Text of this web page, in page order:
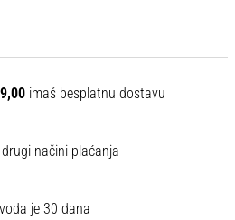
imaš besplatnu dostavu
načini plaćanja
je 30 dana